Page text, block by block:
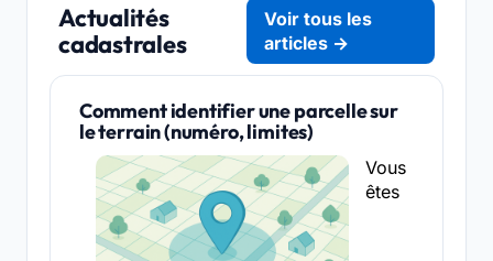
Actualités
cadastrales
Voir tous les
articles →
Comment identifier une parcelle sur
le terrain (numéro, limites)
Vous
êtes